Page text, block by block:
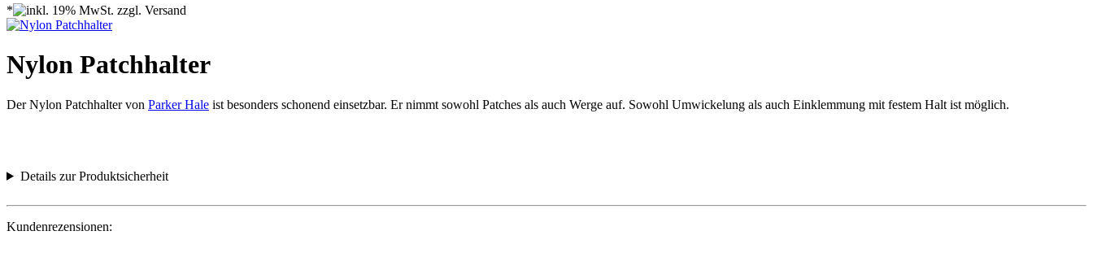
*
Nylon Patchhalter
Der Nylon Patchhalter von Parker Hale ist besonders schonend einsetzbar. Er nimmt sowohl Patches als auch Werge auf. Sowohl Umwickelung als auch Einklemmung mit festem Halt ist möglich.
Details zur Produktsicherheit
Kundenrezensionen: